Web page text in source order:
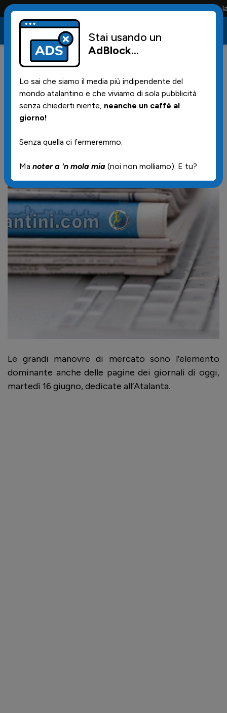
Conta solo la maglia e solo i tifosi la portano tutta la vita
16/06/2026 | 13.04
La rassegna stampa di oggi
Le grandi manovre di mercato sono l’elemento
dominante anche delle pagine dei giornali di oggi,
martedì 16 giugno, dedicate all’Atalanta.
Stai usando un
AdBlock...
Lo sai che siamo il media più indipendente del
mondo atalantino e che viviamo di sola pubblicità
senza chiederti niente, neanche un caffè al
giorno!
Senza quella ci fermeremmo.
Ma noter a 'n mola mia (noi non molliamo). E tu?